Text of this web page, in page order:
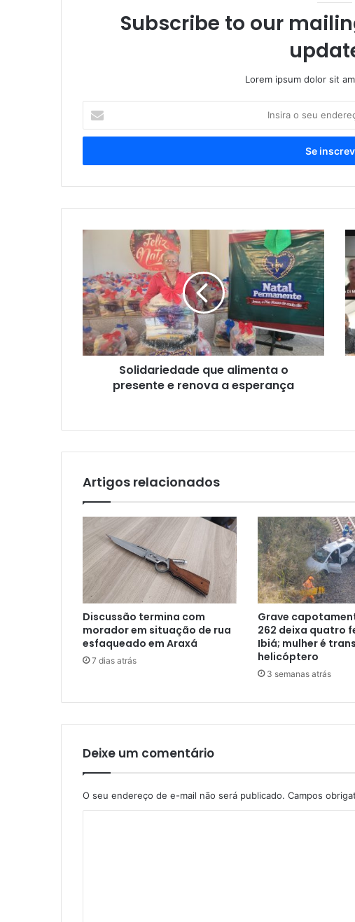
Subscribe to our
Lorem ipsum dolor sit
seu
de
Solidariedade
o
presente
e
renova
a
esperança
Solidariedade que alimenta o
presente e renova a esperança
Artigos relacionados
Discussão termina com
morador em situação de rua
esfaqueado em Araxá
7 dias atrás
Grave
262 deixa quatro
Ibiá; mulher é
helicóptero
3 semanas atrás
Deixe um comentário
O seu endereço de e-mail não será publicado. Campos